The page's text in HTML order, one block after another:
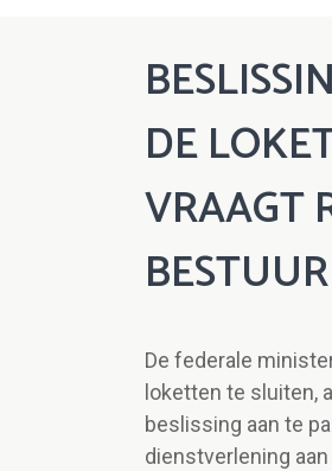
DE
VRAAGT
De federale
loketten te sluiten,
beslissing aan te
dienstverlening